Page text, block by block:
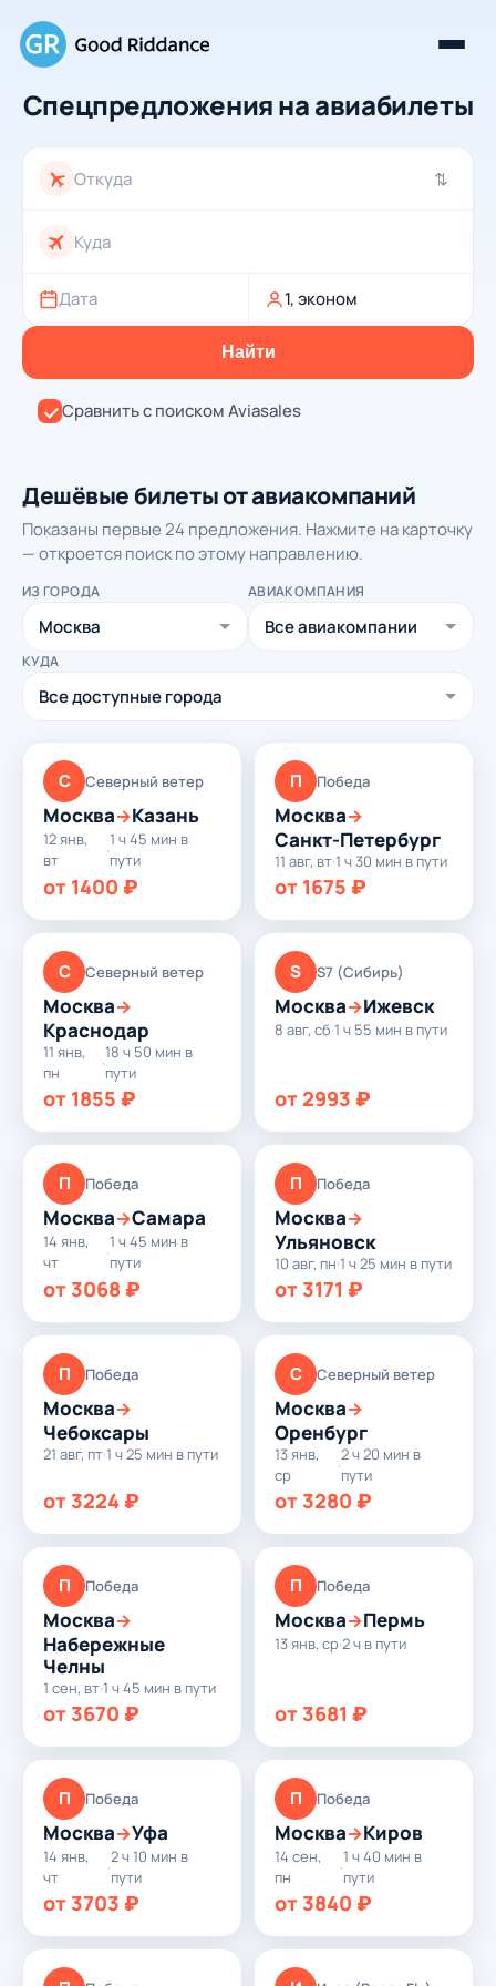
Спецпредложения на авиабилеты
⇄
Дата 1, эконом
Найти
Сравнить с поиском Aviasales
Дешёвые билеты от авиакомпаний
Показаны первые 24 предложения. Нажмите на карточку
— откроется поиск по этому направлению.
ИЗ ГОРОДА АВИАКОМПАНИЯ
КУДА
С Северный ветер
Москва→Казань
12 янв,
вт
·
1 ч 45 мин в
пути
от 1400 ₽
П Победа
Москва→
Санкт-Петербург
11 авг, вт·1 ч 30 мин в пути
от 1675 ₽
С Северный ветер
Москва→
Краснодар
11 янв,
пн
·
18 ч 50 мин в
пути
от 1855 ₽
S S7 (Сибирь)
Москва→Ижевск
8 авг, сб·1 ч 55 мин в пути
от 2993 ₽
П Победа
Москва→Самара
14 янв,
чт
·
1 ч 45 мин в
пути
от 3068 ₽
П Победа
Москва→
Ульяновск
10 авг, пн·1 ч 25 мин в пути
от 3171 ₽
П Победа
Москва→
Чебоксары
21 авг, пт·1 ч 25 мин в пути
от 3224 ₽
С Северный ветер
Москва→
Оренбург
13 янв,
ср
·
2 ч 20 мин в
пути
от 3280 ₽
П Победа
Москва→
Набережные
Челны
1 сен, вт·1 ч 45 мин в пути
от 3670 ₽
П Победа
Москва→Пермь
13 янв, ср·2 ч в пути
от 3681 ₽
П Победа
Москва→Уфа
14 янв,
чт
·
2 ч 10 мин в
пути
от 3703 ₽
П Победа
Москва→Киров
14 сен,
пн
·
1 ч 40 мин в
пути
от 3840 ₽